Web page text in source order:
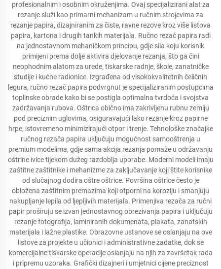
profesionalnim i osobnim okruženjima. Ovaj specijalizirani alat za
rezanje služi kao primarni mehanizam u ručnim strojevima za
rezanje papira, dizajniranim za čiste, ravne rezove kroz više listova
papira, kartona i drugih tankih materijala. Ručno rezač papira radi
na jednostavnom mehaničkom principu, gdje sila koju korisnik
primijeni prema dolje aktivira djelovanje rezanja, što ga čini
neophodnim alatom za urede, tiskarske radnje, škole, zanatničke
studije i kućne radionice. Izgrađena od visokokvalitetnih čeličnih
legura, ručno rezač papira podvrgnut je specijaliziranim postupcima
toplinske obrade kako bi se postigla optimalna tvrdoća i svojstva
zadržavanja rubova. Oštrica obično ima zakrivljenu rubnu zemlju
pod preciznim uglovima, osiguravajući lako rezanje kroz papirne
hrpe, istovremeno minimizirajući otpor i trenje. Tehnološke značajke
ručnog rezača papira uključuju mogućnost samooštrenja u
premium modelima, gdje sama akcija rezanja pomaže u održavanju
oštrine ivice tijekom dužeg razdoblja uporabe. Moderni modeli imaju
zaštitne zaštitnike i mehanizme za zaključavanje koji štite korisnike
od slučajnog dodira oštre oštrice. Površina oštrice često je
obložena zaštitnim premazima koji otporni na koroziju i smanjuju
nakupljanje lepila od ljepljivih materijala. Primenjiva rezača za ručni
papir proširuju se izvan jednostavnog obrezivanja papira i uključuju
rezanje fotografija, laminiranih dokumenata, plakata, zanatskih
materijala i lažne plastike. Obrazovne ustanove se oslanjaju na ove
listove za projekte u učionici i administrativne zadatke, dok se
komercijalne tiskarske operacije oslanjaju na njih za završetak rada
i pripremu uzoraka. Grafički dizajneri i umjetnici cijene preciznost